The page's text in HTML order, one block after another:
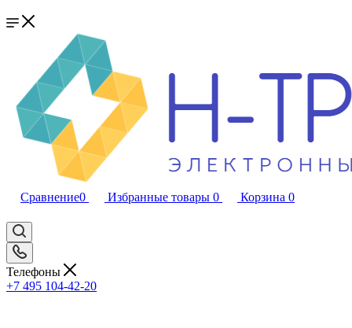
Сравнение0 Избранные товары 0 Корзина 0
Телефоны
+7 495 104-42-20